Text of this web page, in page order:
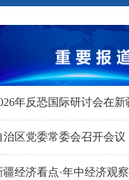
年反恐国际研讨会在
治区党委常委会召开会议
疆经济看点·年中经济观